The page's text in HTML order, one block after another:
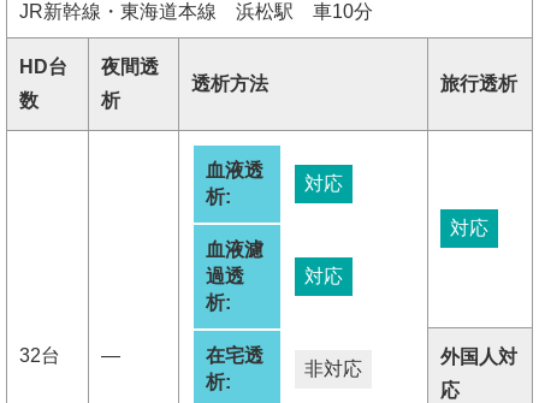
JR新幹線・東海道本線 浜松駅 車10分
HD台
数
夜間透
析
透析方法 旅行透析
32台 ―
血液透
析:
対応
血液濾
過透
析:
対応
在宅透
析:
非対応
対応
外国人対
応